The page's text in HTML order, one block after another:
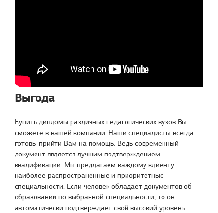
Выгода
Купить дипломы различных педагогических вузов Вы
сможете в нашей компании. Наши специалисты всегда
готовы прийти Вам на помощь. Ведь современный
документ является лучшим подтверждением
квалификации. Мы предлагаем каждому клиенту
наиболее распространенные и приоритетные
специальности. Если человек обладает документов об
образовании по выбранной специальности, то он
автоматически подтверждает свой высокий уровень